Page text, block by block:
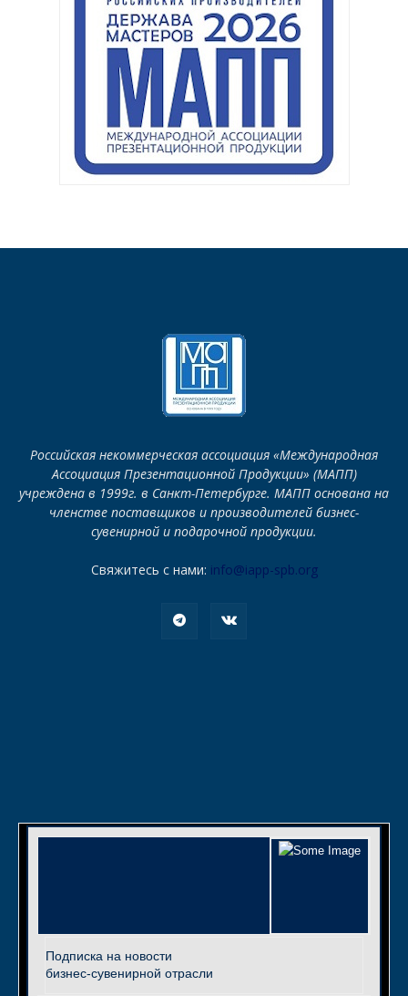
Российская некоммерческая ассоциация «Международная
Ассоциация Презентационной Продукции» (МАПП)
учреждена в 1999г. в Санкт-Петербурге. МАПП основана на
членстве поставщиков и производителей бизнес-
сувенирной и подарочной продукции.
Свяжитесь с нами: info@iapp-spb.org
Подписка на новости
бизнес-сувенирной отрасли